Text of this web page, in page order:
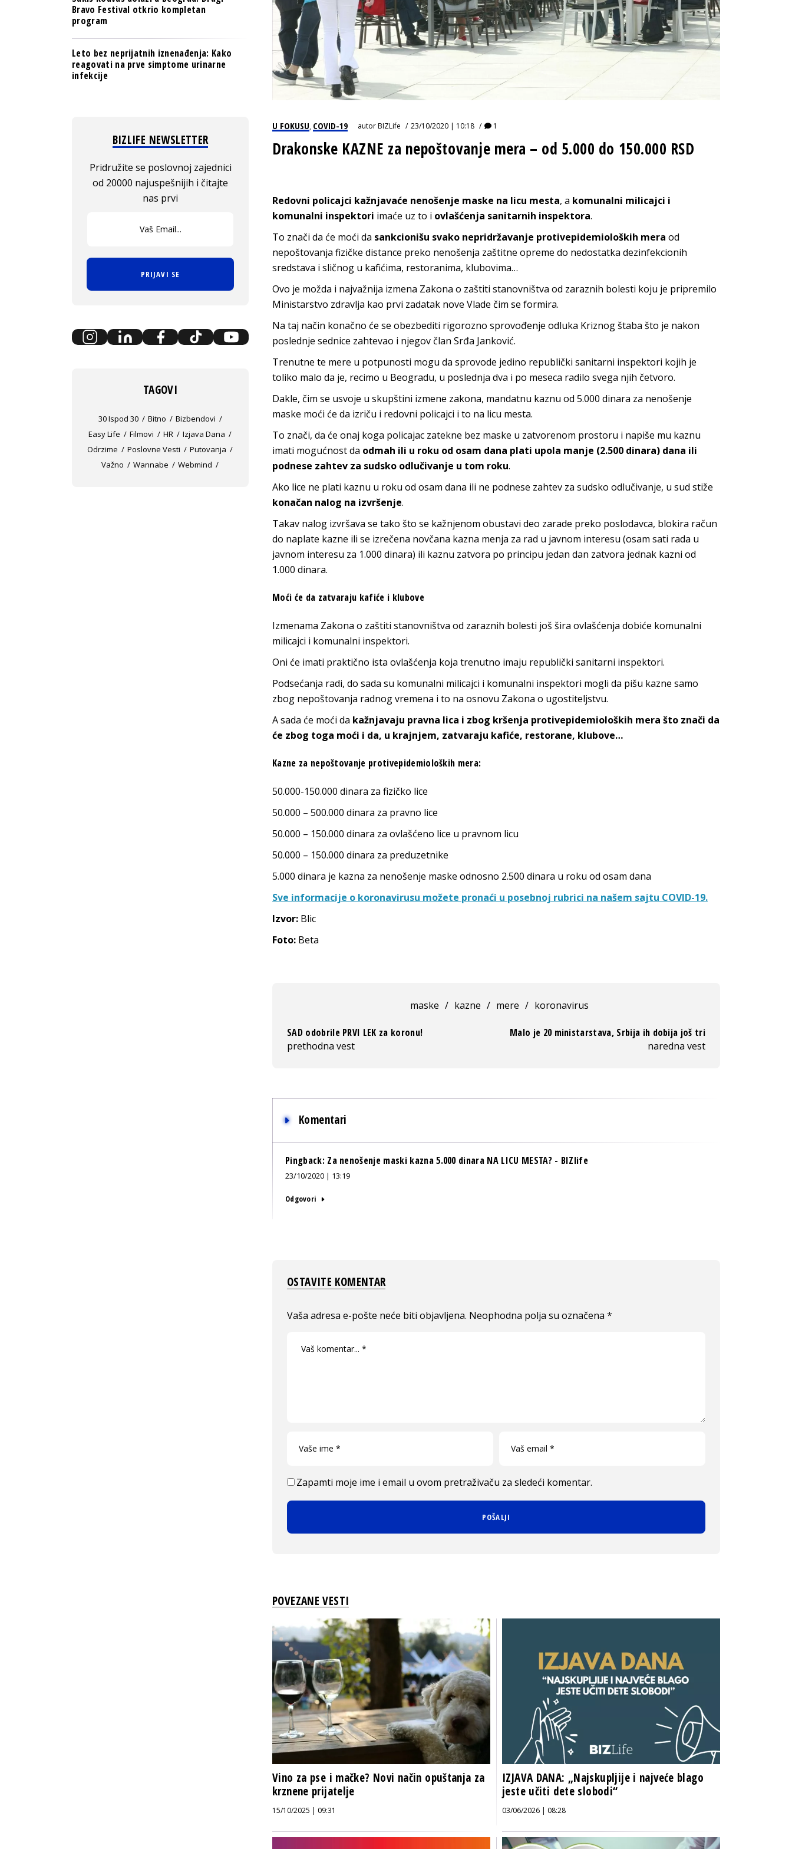
U FOKUSU, COVID-19 autorBIZLife 23/10/2020 | 10:18 1
Drakonske KAZNE za nepoštovanje mera – od 5.000 do 150.000 RSD
Redovni policajci kažnjavaće nenošenje maske na licu mesta, a komunalni milicajci i
komunalni inspektori imaće uz to i ovlašćenja sanitarnih inspektora.
To znači da će moći da sankcionišu svako nepridržavanje protivepidemioloških mera od
nepoštovanja fizičke distance preko nenošenja zaštitne opreme do nedostatka dezinfekcionih
sredstava i sličnog u kafićima, restoranima, klubovima…
Ovo je možda i najvažnija izmena Zakona o zaštiti stanovništva od zaraznih bolesti koju je pripremilo
Ministarstvo zdravlja kao prvi zadatak nove Vlade čim se formira.
Na taj način konačno će se obezbediti rigorozno sprovođenje odluka Kriznog štaba što je nakon
poslednje sednice zahtevao i njegov član Srđa Janković.
Trenutne te mere u potpunosti mogu da sprovode jedino republički sanitarni inspektori kojih je
toliko malo da je, recimo u Beogradu, u poslednja dva i po meseca radilo svega njih četvoro.
Dakle, čim se usvoje u skupštini izmene zakona, mandatnu kaznu od 5.000 dinara za nenošenje
maske moći će da izriču i redovni policajci i to na licu mesta.
To znači, da će onaj koga policajac zatekne bez maske u zatvorenom prostoru i napiše mu kaznu
imati mogućnost da odmah ili u roku od osam dana plati upola manje (2.500 dinara) dana ili
podnese zahtev za sudsko odlučivanje u tom roku.
Ako lice ne plati kaznu u roku od osam dana ili ne podnese zahtev za sudsko odlučivanje, u sud stiže
konačan nalog na izvršenje.
Takav nalog izvršava se tako što se kažnjenom obustavi deo zarade preko poslodavca, blokira račun
do naplate kazne ili se izrečena novčana kazna menja za rad u javnom interesu (osam sati rada u
javnom interesu za 1.000 dinara) ili kaznu zatvora po principu jedan dan zatvora jednak kazni od
1.000 dinara.
Moći će da zatvaraju kafiće i klubove
Izmenama Zakona o zaštiti stanovništva od zaraznih bolesti još šira ovlašćenja dobiće komunalni
milicajci i komunalni inspektori.
Oni će imati praktično ista ovlašćenja koja trenutno imaju republički sanitarni inspektori.
Podsećanja radi, do sada su komunalni milicajci i komunalni inspektori mogli da pišu kazne samo
zbog nepoštovanja radnog vremena i to na osnovu Zakona o ugostiteljstvu.
A sada će moći da kažnjavaju pravna lica i zbog kršenja protivepidemioloških mera što znači da
će zbog toga moći i da, u krajnjem, zatvaraju kafiće, restorane, klubove…
Kazne za nepoštovanje protivepidemioloških mera:
50.000-150.000 dinara za fizičko lice
50.000 – 500.000 dinara za pravno lice
50.000 – 150.000 dinara za ovlašćeno lice u pravnom licu
50.000 – 150.000 dinara za preduzetnike
5.000 dinara je kazna za nenošenje maske odnosno 2.500 dinara u roku od osam dana
Sve informacije o koronavirusu možete pronaći u posebnoj rubrici na našem sajtu COVID-19.
Izvor: Blic
Foto: Beta
maske / kazne / mere / koronavirus
SAD odobrile PRVI LEK za koronu!
prethodna vest
Malo je 20 ministarstava, Srbija ih dobija još tri
naredna vest
Komentari
Pingback: Za nenošenje maski kazna 5.000 dinara NA LICU MESTA? - BIZlife
23/10/2020 | 13:19
Odgovori
OSTAVITE KOMENTAR
Vaša adresa e-pošte neće biti objavljena. Neophodna polja su označena *
Zapamti moje ime i email u ovom pretraživaču za sledeći komentar.
POVEZANE VESTI
Vino za pse i mačke? Novi način opuštanja za
krznene prijatelje
15/10/2025 | 09:31
IZJAVA DANA: „Najskupljije i najveće blago
jeste učiti dete slobodi“
03/06/2026 | 08:28
Bravo Festival otkrio kompletan
program
Leto bez neprijatnih iznenađenja: Kako
reagovati na prve simptome urinarne
infekcije
BIZLIFE NEWSLETTER
Pridružite se poslovnoj zajednici
od 20000 najuspešnijih i čitajte
nas prvi
PRIJAVI SE
TAGOVI
30 Ispod 30 Bitno
Bizbendovi
Easy Life
Filmovi HR
Izjava Dana
Odrzime
Poslovne Vesti
Putovanja
Važno
Wannabe Webmind